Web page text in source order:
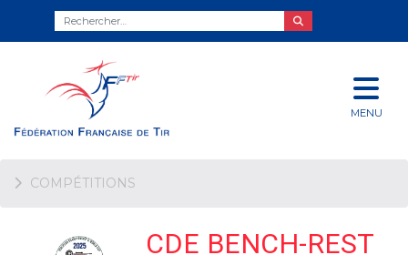
MENU
COMPÉTITIONS
CDE BENCH-REST